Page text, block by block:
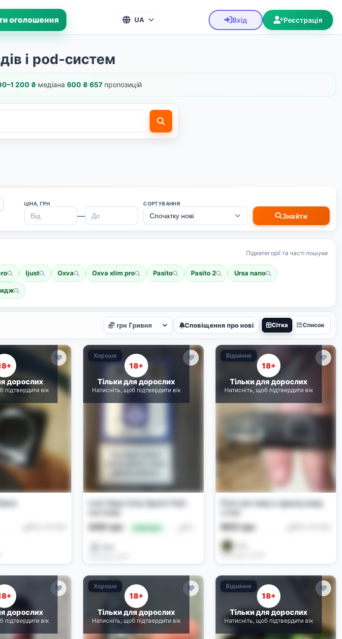
оголошення UA Вхід Реєстрація
і pod-систем
200 ₴·медіана 600 ₴·657 пропозицій
ЦІНА, ГРН
—
СОРТУВАННЯ
Знайти
Підкатегорії та часті пошуки
Ijust Oxva Oxva xlim pro Pasito Pasito 2 Ursa nano
Сповіщення про нові Сітка Список
дорослих
підтвердити вік
Хороше
18+
Тільки для дорослих
Натисніть, щоб підтвердити вік
Lost Vape Ursa Epoch Pod-
400 грн 🔥 Вигідно
Відмінне
18+
Тільки для дорослих
Натисніть, щоб підтвердити вік
Pod-система в ідеальному
600 грн
Сьогодні, 22:56
дорослих
підтвердити вік
Хороше
18+
Тільки для дорослих
Натисніть, щоб підтвердити вік
Відмінне
18+
Тільки для дорослих
Натисніть, щоб підтвердити вік